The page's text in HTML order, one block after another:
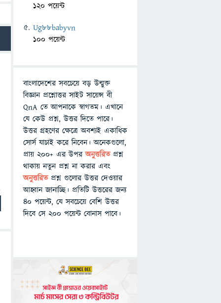
120 পয়েন্ট
Ug88babyvn
100 পয়েন্ট
বাংলাদেশের সবচেয়ে বড় উন্মুক্ত
বিজ্ঞান প্রশ্নোত্তর সাইট সায়েন্স বী
QnA তে আপনাকে স্বাগতম। এখানে
যে কেউ প্রশ্ন, উত্তর দিতে পারে।
উত্তর গ্রহণের ক্ষেত্রে অবশ্যই একাধিক
সোর্স যাচাই করে নিবেন। অনেকগুলো,
প্রায় ২০০+ এর উপরঅনুত্তরিতপ্রশ্ন
থাকায় নতুন প্রশ্ন না করার এবং
অনুত্তরিত প্রশ্ন গুলোর উত্তর দেওয়ার
আহ্বান জানাচ্ছি। প্রতিটি উত্তরের জন্য
৪০ পয়েন্ট, যে সবচেয়ে বেশি উত্তর
দিবে সে ২০০ পয়েন্ট বোনাস পাবে।